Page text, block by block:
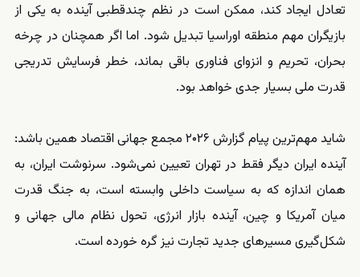
تعادل ایجاد کند، ممکن است در نظم چندقطبی آینده به یکی از
بازیگران مهم منطقه اوراسیا تبدیل شود. اما اگر همچنان در چرخه
بحران، تحریم و انزوای فناوری باقی بماند، خطر فرسایش تدریجی
قدرت ملی بسیار جدی خواهد بود.
شاید مهم‌ترین پیام گزارش ۲۰۲۶ مجمع جهانی اقتصاد همین باشد:
آینده ایران دیگر فقط در تهران تعیین نمی‌شود. سرنوشت ایران، به
همان اندازه که به سیاست داخلی وابسته است، به جنگ قدرت
میان آمریکا و چین، آینده بازار انرژی، تحول نظام مالی جهانی و
شکل‌گیری مسیرهای جدید تجارت نیز گره خورده است.